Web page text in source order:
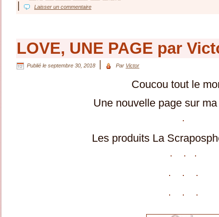
Laisser un commentaire
LOVE, UNE PAGE par
Publié le septembre 30, 2018 Par Victor
Coucou tout le
Une nouvelle page sur
Les produits La